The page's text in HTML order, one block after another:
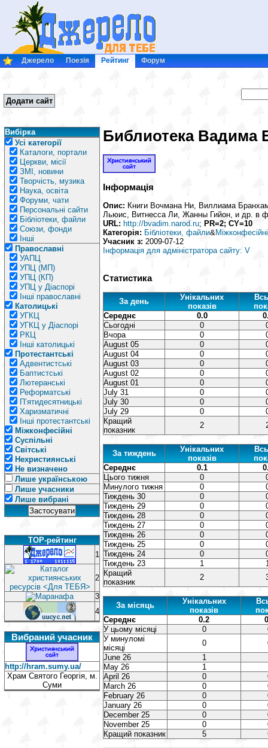
Джерело Поезія Рейтинг Форум
Додати сайт
Вибірка
Усі категорії
Каталоги, портали
Церкви, місії
ЗМІ, новини
Творчість, музика
Наука, освіта
Форуми, чати
Персональні сайти
Бібліотеки, файли
Союзи, фонди
Інші
Православні
УАПЦ
УПЦ (МП)
УПЦ (КП)
УПЦ у Діаспорі
Інші православні
Католицькі
УГКЦ
УГКЦ у Діаспорі
РКЦ
Інші католицькі
Протестантські
Адвентистські
Баптистські
Лютеранські
Реформатські
П’ятидесятницькі
Харизматичні
Інші протестантські
Міжконфесійні
Суспільні
Світські
Нехристиянські
Не визначено
Лише українською
Лише учасники
Лише вибрані
TOP-рейтинг
1
2
3
4
Вибраний учасник
http://hram.sumy.ua/
Храм Святого Георгія, м.
Суми
Библиотека Вадима
Інформація
Опис: Книги Вочмана Ни, Виллиама
Льюис, Витнесса Ли, Жанны Гийон, и др. в
URL: http://bvadim.narod.ru; PR=2; CY=10
Категорія: Бібліотеки, файли&Міжконфесійні
Учасник з: 2009-07-12
Інформація для адміністратора сайту: V
Статистика
За день
Унікальних
показів
Середнє
0.0
Сьогодні
0
Вчора
0
August 05
0
August 04
0
August 03
0
August 02
0
August 01
0
July 31
0
July 30
0
July 29
0
Кращий
показник
2
За тиждень
Унікальних
показів
Середнє
0.1
Цього тижня
0
Минулого тижня
0
Тиждень 30
0
Тиждень 29
0
Тиждень 28
0
Тиждень 27
0
Тиждень 26
0
Тиждень 25
0
Тиждень 24
0
Тиждень 23
1
Кращий
показник
2
За місяць
Унікальних
показів
Середнє
0.2
У цьому місяці
0
У минуломі
місяці
0
June 26
1
May 26
1
April 26
0
March 26
0
February 26
0
January 26
0
December 25
0
November 25
0
Кращий показник
5